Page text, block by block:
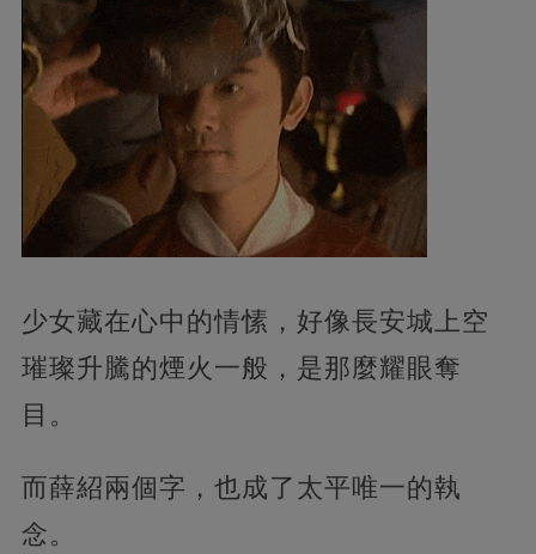
少女藏在心中的情愫，好像長安城上空
璀璨升騰的煙火一般，是那麼耀眼奪
目。
而薛紹兩個字，也成了太平唯一的執
念。